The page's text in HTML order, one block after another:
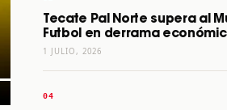
Tecate Pal Norte supera al
Futbol en derrama
1 JULIO, 2026